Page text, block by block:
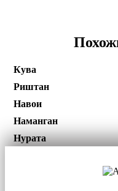
Кува
Риштан
Навои
Наманган
Нурата